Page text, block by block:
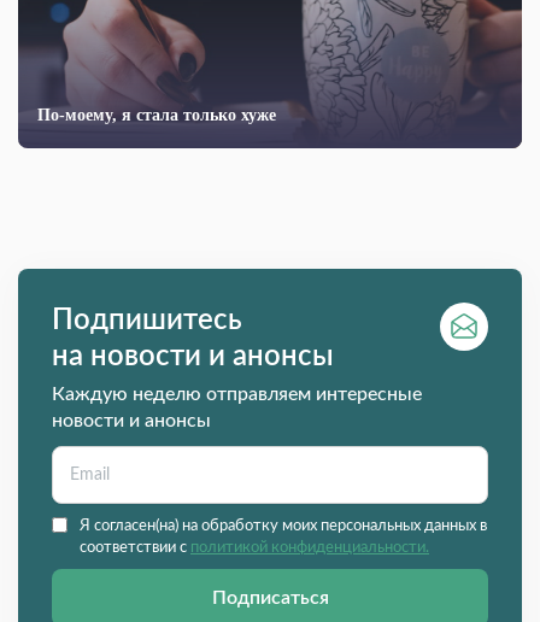
По-моему, я стала только хуже
Подпишитесь
на новости и анонсы
Каждую неделю отправляем интересные
новости и анонсы
Я согласен(на) на обработку моих персональных данных в
соответствии с политикой конфиденциальности.
Подписаться